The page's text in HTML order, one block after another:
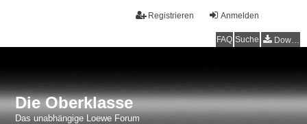
Anmelden
Registrieren
FAQ Suche Downloads
Die Oberklasse
Das unabhängige Loewe Forum